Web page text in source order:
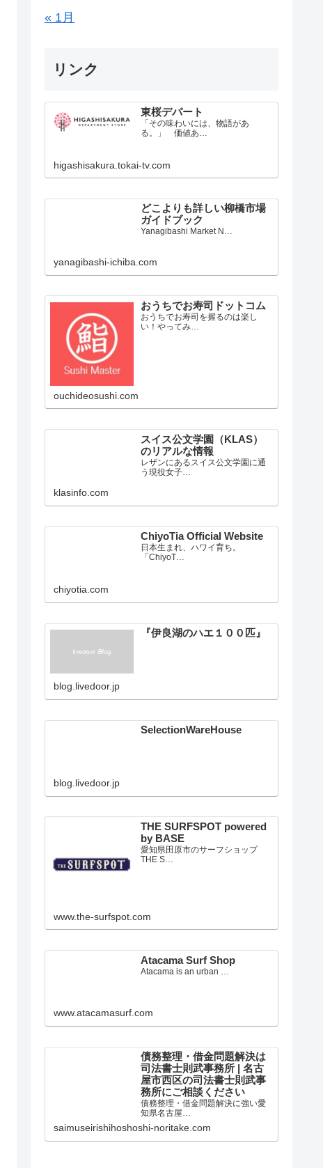
« 1月
リンク
東桜デパート
「その味わいには、物語があ
る。」 価値あ…
higashisakura.tokai-tv.com
どこよりも詳しい柳橋市場
ガイドブック
Yanagibashi Market N…
yanagibashi-ichiba.com
おうちでお寿司ドットコム
おうちでお寿司を握るのは楽し
ouchideosushi.com
スイス公文学園（KLAS）
のリアルな情報
レザンにあるスイス公文学園に通
klasinfo.com
ChiyoTia Official Website
日本生まれ、ハワイ育ち。
chiyotia.com
blog.livedoor.jp
blog.livedoor.jp
THE SURFSPOT powered
by BASE
愛知県田原市のサーフショップ
www.the-surfspot.com
Atacama Surf Shop
www.atacamasurf.com
債務整理・借金問題解決は
司法書士則武事務所 | 名古
屋市西区の司法書士則武事
務所にご相談ください
債務整理・借金問題解決に強い愛
知県名古屋…
saimuseirishihoshoshi-noritake.com